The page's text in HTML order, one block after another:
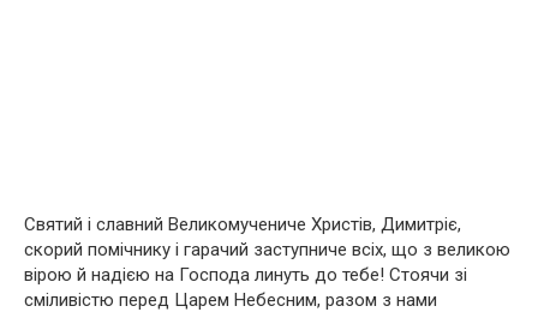
Святий і славний Великомучениче Христів, Димитріє,
скорий помічнику і гарачий заступниче всіх, що з великою
вірою й надією на Господа линуть до тебе! Стоячи зі
сміливістю перед Царем Небесним, разом з нами